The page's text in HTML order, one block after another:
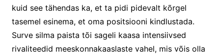
kuid see tähendas ka, et ta pidi pidevalt kõrgel
tasemel esinema, et oma positsiooni kindlustada.
Surve silma paista tõi sageli kaasa intensiivsed
rivaliteedid meeskonnakaaslaste vahel, mis võis olla